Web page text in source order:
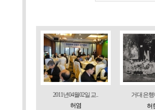
2011년04월02일 교..
허염
거대 은행
허